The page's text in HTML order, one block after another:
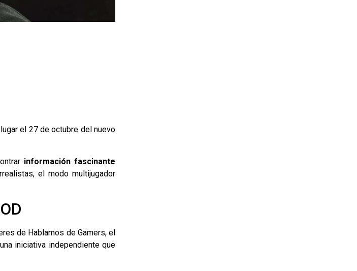
el 27 de octubre del nuevo
información fascinante
el modo multijugador
de Hablamos de Gamers, el
iniciativa independiente que